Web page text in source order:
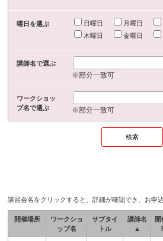
曜日を選ぶ 日曜日 月曜日
木曜日
金曜日
講師名で選ぶ
※部分一致可
ワークショッ
プ名で選ぶ
※部分一致可
講習会名をクリックすると、詳細が確認でき、お申
開催場所
ワークショ
ップ名
サブタイ
トル
講師名
▲
開